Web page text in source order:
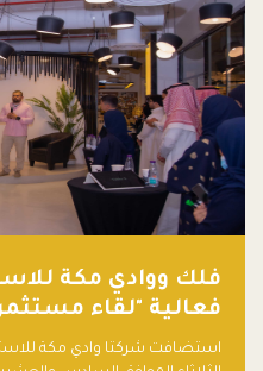
فلك ووادي مكة
فعالية "لقاء
في المنطقة"
استضافت شركتا وادي مكة